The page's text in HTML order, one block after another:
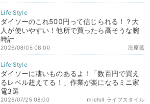
ダイソーのこれ500円って信じられる！？大
人が使いやすい！他所で買ったら高そうな腕
時計
海原藍
2026/08/05 08:00
ダイソーに凄いものあるよ！「数百円で買え
るレベル超えてる！」作業が楽になるミニ家
電3選
michill ライフスタイル
2026/07/25 08:00